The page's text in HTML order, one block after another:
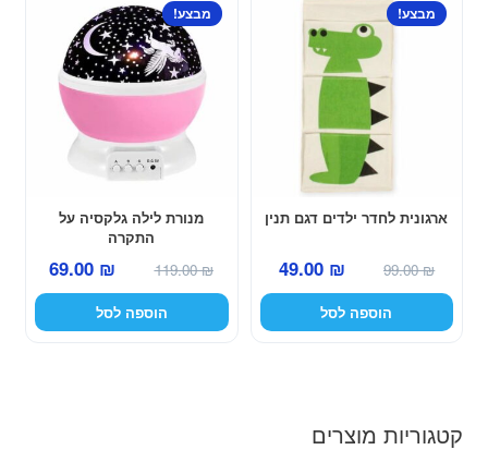
ארגונית לחדר ילדים דגם תנין
מבצע!
99.00₪
המחיר
המקורי
היה:
49.00 ₪
המחיר
הנוכחי
הוא:
הוספה לסל
מנורת לילה גלקסיה על
התקרה
מבצע!
119.00₪
המחיר
המקורי
היה:
69.00 ₪
המחיר
הנוכחי
הוא:
הוספה לסל
קטגוריות מוצרים